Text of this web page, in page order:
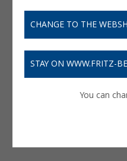
%
CHANGE TO THE
STAY ON WWW.FRITZ-
You can